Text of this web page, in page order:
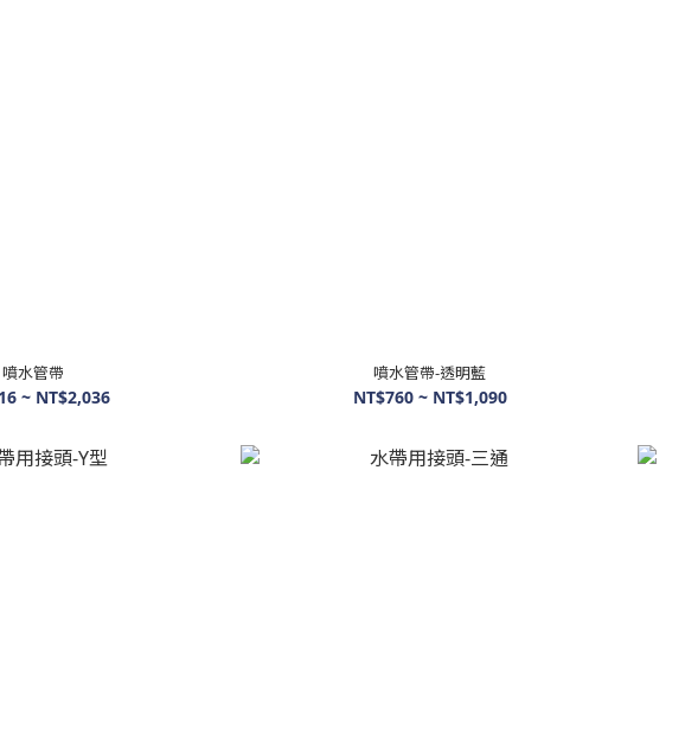
噴水管帶
~ NT$2,036
噴水管帶-透明藍
NT$760 ~ NT$1,090